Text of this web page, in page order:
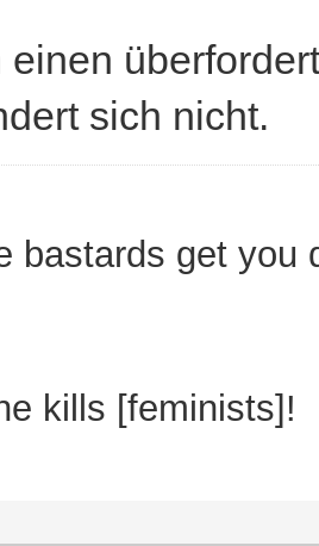
sich nicht.
bastards get you
kills [feminists]!